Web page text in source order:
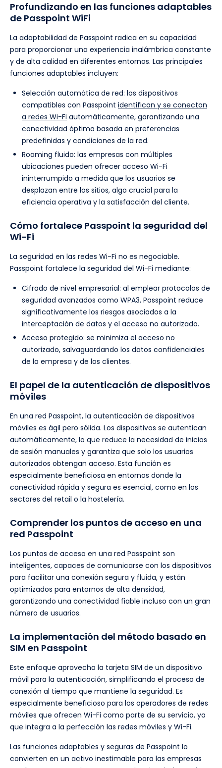
Profundizando en las funciones adaptables
de Passpoint WiFi
La adaptabilidad de Passpoint radica en su capacidad
para proporcionar una experiencia inalámbrica constante
y de alta calidad en diferentes entornos. Las principales
funciones adaptables incluyen:
Selección automática de red: los dispositivos
compatibles con Passpoint identifican y se conectan
a redes Wi-Fi automáticamente, garantizando una
conectividad óptima basada en preferencias
predefinidas y condiciones de la red.
Roaming fluido: las empresas con múltiples
ubicaciones pueden ofrecer acceso Wi-Fi
ininterrumpido a medida que los usuarios se
desplazan entre los sitios, algo crucial para la
eficiencia operativa y la satisfacción del cliente.
Cómo fortalece Passpoint la seguridad del
Wi-Fi
La seguridad en las redes Wi-Fi no es negociable.
Passpoint fortalece la seguridad del Wi-Fi mediante:
Cifrado de nivel empresarial: al emplear protocolos de
seguridad avanzados como WPA3, Passpoint reduce
significativamente los riesgos asociados a la
interceptación de datos y el acceso no autorizado.
Acceso protegido: se minimiza el acceso no
autorizado, salvaguardando los datos confidenciales
de la empresa y de los clientes.
El papel de la autenticación de dispositivos
móviles
En una red Passpoint, la autenticación de dispositivos
móviles es ágil pero sólida. Los dispositivos se autentican
automáticamente, lo que reduce la necesidad de inicios
de sesión manuales y garantiza que solo los usuarios
autorizados obtengan acceso. Esta función es
especialmente beneficiosa en entornos donde la
conectividad rápida y segura es esencial, como en los
sectores del retail o la hostelería.
Comprender los puntos de acceso en una
red Passpoint
Los puntos de acceso en una red Passpoint son
inteligentes, capaces de comunicarse con los dispositivos
para facilitar una conexión segura y fluida, y están
optimizados para entornos de alta densidad,
garantizando una conectividad fiable incluso con un gran
número de usuarios.
La implementación del método basado en
SIM en Passpoint
Este enfoque aprovecha la tarjeta SIM de un dispositivo
móvil para la autenticación, simplificando el proceso de
conexión al tiempo que mantiene la seguridad. Es
especialmente beneficioso para los operadores de redes
móviles que ofrecen Wi-Fi como parte de su servicio, ya
que integra a la perfección las redes móviles y Wi-Fi.
Las funciones adaptables y seguras de Passpoint lo
convierten en un activo inestimable para las empresas